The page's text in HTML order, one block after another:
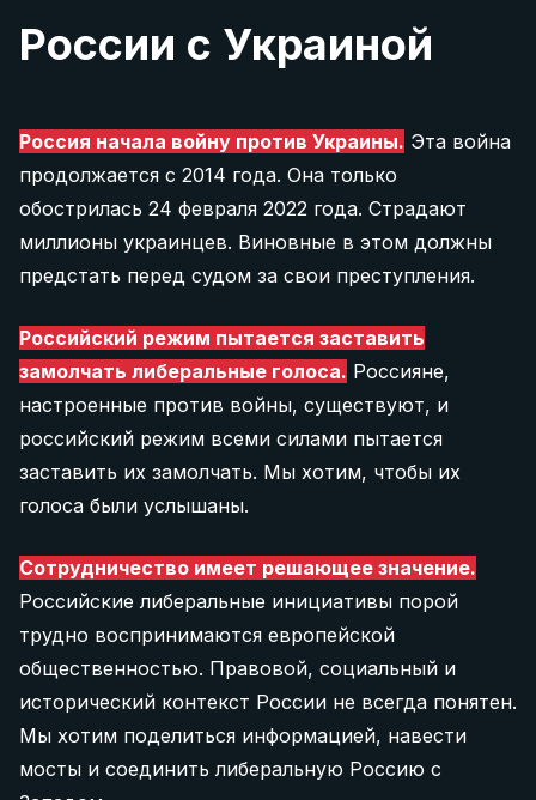
России с Украиной
Россия начала войну против Украины. Эта война
продолжается с 2014 года. Она только
обострилась 24 февраля 2022 года. Страдают
миллионы украинцев. Виновные в этом должны
предстать перед судом за свои преступления.
Российский режим пытается заставить
замолчать либеральные голоса. Россияне,
настроенные против войны, существуют, и
российский режим всеми силами пытается
заставить их замолчать. Мы хотим, чтобы их
голоса были услышаны.
Сотрудничество имеет решающее значение.
Российские либеральные инициативы порой
трудно воспринимаются европейской
общественностью. Правовой, социальный и
исторический контекст России не всегда понятен.
Мы хотим поделиться информацией, навести
мосты и соединить либеральную Россию с